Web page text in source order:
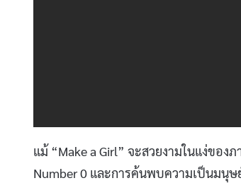
แม้ “Make a Girl” จะสวยงามในแง่ขอ
Number 0 และการค้นพบความเป็นมนุ